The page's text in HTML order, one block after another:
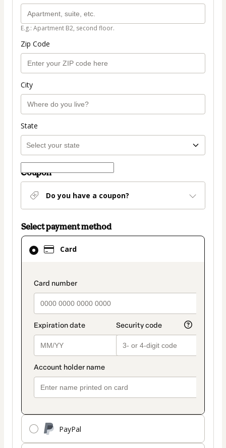
E.g.: Apartment B2, second floor.
Zip Code
City
State
Coupon
Do you have a coupon?
Select payment method
Card
payment_data.section_title_v2
PayPal
Card
selected
method